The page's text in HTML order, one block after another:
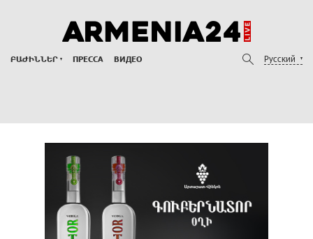
ԲԱԺԻՆՆԵՐ ПРЕССА ВИДЕО Русский